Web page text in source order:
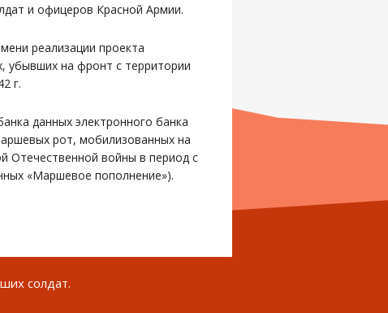
и офицеров Красной Армии.
реализации проекта
убывших на фронт с территории
г.
данных электронного банка
рот, мобилизованных на
Отечественной войны в период с
«Маршевое пополнение»).
солдат.